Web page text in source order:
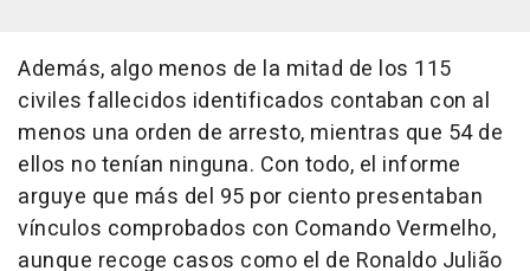
Además, algo menos de la mitad de los 115
civiles fallecidos identificados contaban con al
menos una orden de arresto, mientras que 54 de
ellos no tenían ninguna. Con todo, el informe
arguye que más del 95 por ciento presentaban
vínculos comprobados con Comando Vermelho,
aunque recoge casos como el de Ronaldo Julião